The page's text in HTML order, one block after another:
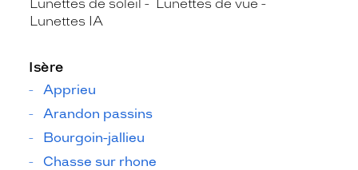
Lunettes de soleil
Lunettes de vue
Lunettes IA
Isère
Apprieu
Arandon passins
Bourgoin-jallieu
Chasse sur rhone